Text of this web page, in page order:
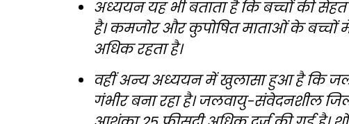
अध्ययन यह भी बताता है कि बच्चों की
है। कमजोर और कुपोषित माताओं के
अधिक रहता है।
वहीं अन्य अध्ययन में खुलासा हुआ है कि
गंभीर बना रहा है। जलवायु-संवेदनशील